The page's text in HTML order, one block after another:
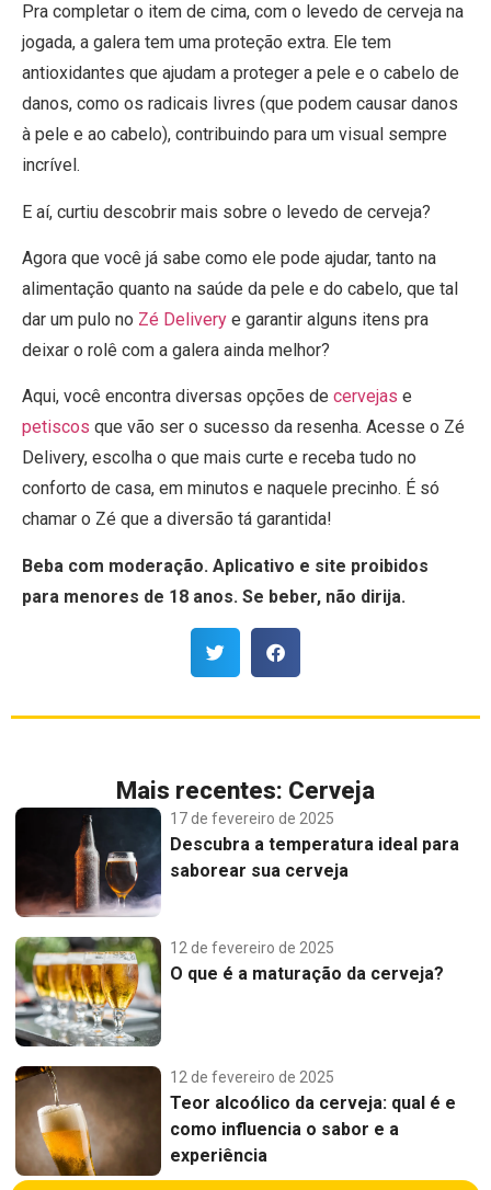
Pra completar o item de cima, com o levedo de cerveja na
jogada, a galera tem uma proteção extra. Ele tem
antioxidantes que ajudam a proteger a pele e o cabelo de
danos, como os radicais livres (que podem causar danos
à pele e ao cabelo), contribuindo para um visual sempre
incrível.
E aí, curtiu descobrir mais sobre o levedo de cerveja?
Agora que você já sabe como ele pode ajudar, tanto na
alimentação quanto na saúde da pele e do cabelo, que tal
dar um pulo no Zé Delivery e garantir alguns itens pra
deixar o rolê com a galera ainda melhor?
Aqui, você encontra diversas opções de cervejas e
petiscos que vão ser o sucesso da resenha. Acesse o Zé
Delivery, escolha o que mais curte e receba tudo no
conforto de casa, em minutos e naquele precinho. É só
chamar o Zé que a diversão tá garantida!
Beba com moderação. Aplicativo e site proibidos
para menores de 18 anos. Se beber, não dirija.
Mais recentes: Cerveja
17 de fevereiro de 2025
Descubra a temperatura ideal para
saborear sua cerveja
12 de fevereiro de 2025
O que é a maturação da cerveja?
12 de fevereiro de 2025
Teor alcoólico da cerveja: qual é e
como influencia o sabor e a
experiência